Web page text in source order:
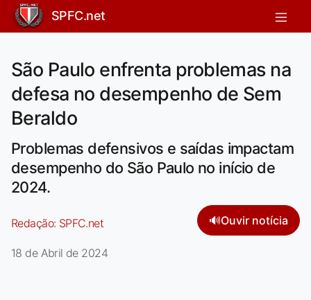
SPFC.net
São Paulo enfrenta problemas na
defesa no desempenho de Sem
Beraldo
Problemas defensivos e saídas impactam
desempenho do São Paulo no início de
2024.
Redação: SPFC.net 🔊Ouvir notícia
18 de Abril de 2024